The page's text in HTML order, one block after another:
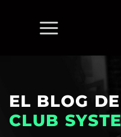
contenido
EL BLOG DE
CLUB